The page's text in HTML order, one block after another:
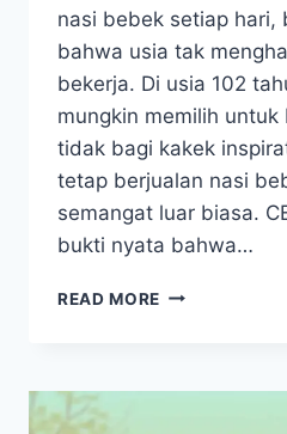
nasi bebek setiap hari,
bahwa usia tak
bekerja. Di usia 102
mungkin memilih
tidak bagi kakek
tetap berjualan nasi
semangat luar biasa.
bukti nyata bahwa…
READ MORE SALUT!
MASIH